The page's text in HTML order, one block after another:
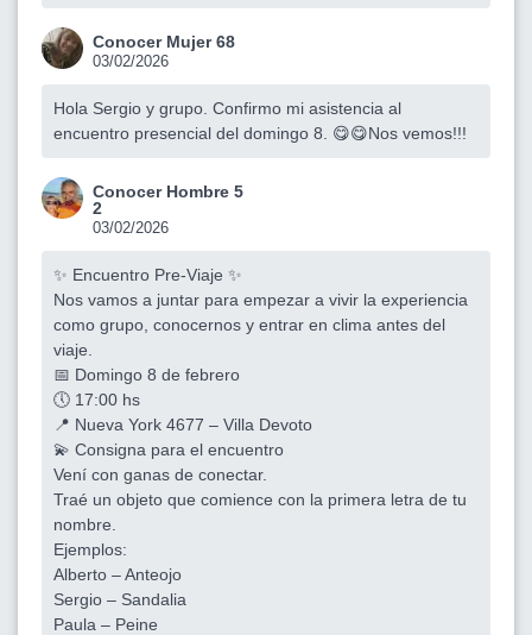
Conocer Mujer 68
03/02/2026
Hola Sergio y grupo. Confirmo mi asistencia al
encuentro presencial del domingo 8. 😋😋Nos vemos!!!
Conocer Hombre 5
2
03/02/2026
✨ Encuentro Pre-Viaje ✨
Nos vamos a juntar para empezar a vivir la experiencia
como grupo, conocernos y entrar en clima antes del
viaje.
📅 Domingo 8 de febrero
🕔 17:00 hs
📍 Nueva York 4677 – Villa Devoto
💫 Consigna para el encuentro
Vení con ganas de conectar.
Traé un objeto que comience con la primera letra de tu
nombre.
Ejemplos:
Alberto – Anteojo
Sergio – Sandalia
Paula – Peine